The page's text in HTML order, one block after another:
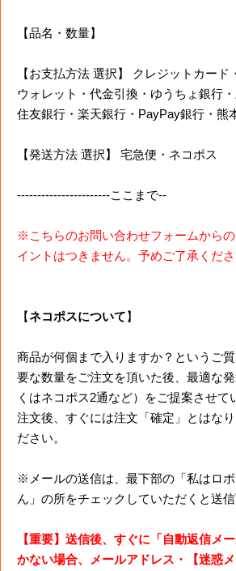
【品名・数量】
【お支払方法 選択】 クレジットカード
ウォレット・代金引換・ゆうちょ銀行
住友銀行・楽天銀行・PayPay銀行・熊
【発送方法 選択】 宅急便・ネコポス
-----------------------ここまで--
※こちらのお問い合わせフォームから
イントはつきません。予めご了承くださ
【ネコポスについて】
商品が何個まで入りますか？というご
要な数量をご注文を頂いた後、最適な
くはネコポス2通など）をご提案させ
注文後、すぐには注文「確定」とはな
ださい。
※メールの送信は、最下部の「私はロ
ん」の所をチェックしていただくと送信
【重要】送信後、すぐに「自動返信メ
かない場合、メールアドレス・【迷惑